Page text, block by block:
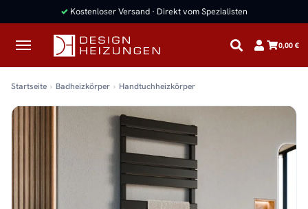
✓ Kostenloser Versand · Direkt vom Spezialisten
0,00 €
Startseite Badheizkörper Handtuchheizkörper